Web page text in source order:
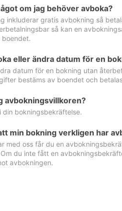
om jag behöver avboka?
inkluderar gratis avbokning så
så kan en
boendet.
eller ändra datum för en
datum för en bokning utan
bestäms av boendet och
avbokningsvillkoren?
din bokningsbekräftelse.
min bokning verkligen har
med oss får du en
du inte fått en
avbokningen.